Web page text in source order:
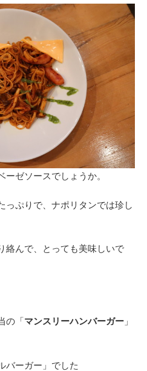
ゼソースでしょうか。
っぷりで、ナポリタンでは珍し
絡んで、とっても美味しいで
の「マンスリーハンバーガー 」
バーガー」でした